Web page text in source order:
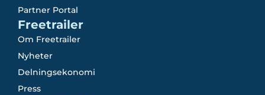
Partner Portal
Freetrailer
Om Freetrailer
Nyheter
Delningsekonomi
Press